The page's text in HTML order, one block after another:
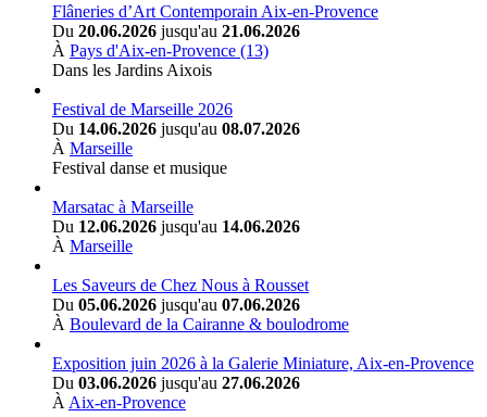
Flâneries d’Art Contemporain Aix-en-Provence
Du 20.06.2026 jusqu'au 21.06.2026
À Pays d'Aix-en-Provence (13)
Dans les Jardins Aixois
Festival de Marseille 2026
Du 14.06.2026 jusqu'au 08.07.2026
À Marseille
Festival danse et musique
Marsatac à Marseille
Du 12.06.2026 jusqu'au 14.06.2026
À Marseille
Les Saveurs de Chez Nous à Rousset
Du 05.06.2026 jusqu'au 07.06.2026
À Boulevard de la Cairanne & boulodrome
Exposition juin 2026 à la Galerie Miniature, Aix-en-Provence
Du 03.06.2026 jusqu'au 27.06.2026
À Aix-en-Provence